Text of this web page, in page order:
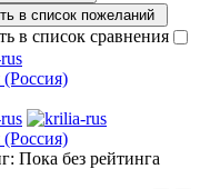
в список пожеланий
в список сравнения
Пока без рейтинга